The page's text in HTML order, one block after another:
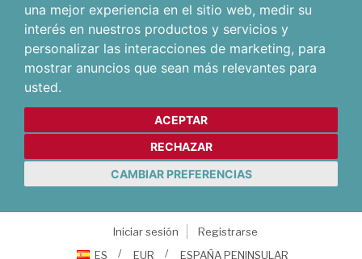
una mejor experiencia en el sitio web, medir su
interés en nuestros productos y servicios y
personalizar las interacciones de marketing, para
mostrar anuncios que sean más relevantes para
usted.
ACEPTAR
RECHAZAR
CAMBIAR PREFERENCIAS
Iniciar sesión
Registrarse
ES
EUR ESPAÑA PENINSULAR